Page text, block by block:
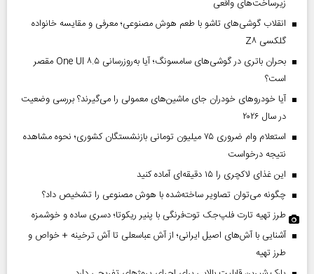
زیرساخت‌های واقعی
انقلاب گوشی‌های تاشو‌ با طعم هوش مصنوعی؛ معرفی و مقایسه خانواده
گلکسی Z۸
بحران باتری در گوشی‌های سامسونگ؛ آیا به‌روزرسانی One UI ۸.۵ مقصر
است؟
آیا خودروهای خودران جای ماشین‌های معمولی را می‌گیرند؟ بررسی وضعیت
در سال ۲۰۲۶
استعلام وام ضروری ۷۵ میلیون تومانی بازنشستگان کشوری؛ نحوه مشاهده
نتیجه درخواست
این غذای لاکچری را ۱۵ دقیقه‌ای آماده کنید
چگونه می‌توان تصاویر ساخته‌شده با هوش مصنوعی را تشخیص داد؟
طرز تهیه تارت فلپ‌جک توت‌فرنگی با پنیر ریکوتا؛ دسری ساده و خوشمزه
آشنایی با آش‌های اصیل ایرانی؛ از آش عباسعلی تا آش ترخینه + خواص و
طرز تهیه